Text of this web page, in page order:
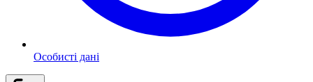
Особисті дані